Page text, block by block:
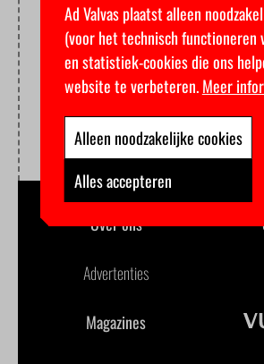
Over ons
Advertenties
Magazines
Ad Valvas plaatst alleen
(voor het technisch functioneren
en statistiek-cookies die ons
website te verbeteren.Meer
Alleen noodzakelijke cookies
Alles accepteren